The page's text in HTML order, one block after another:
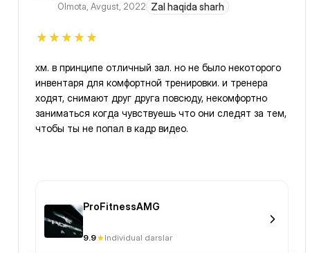
Olmota, Avgust, 2022 Zal haqida sharh
хм. в принципе отличный зал. но не было некоторого
инвентаря для комфортной тренировки. и тренера
ходят, снимают друг друга повсюду, некомфортно
заниматься когда чувствуешь что они следят за тем,
чтобы ты не попал в кадр видео.
ProFitnessAMG
9.9 Individual darslar